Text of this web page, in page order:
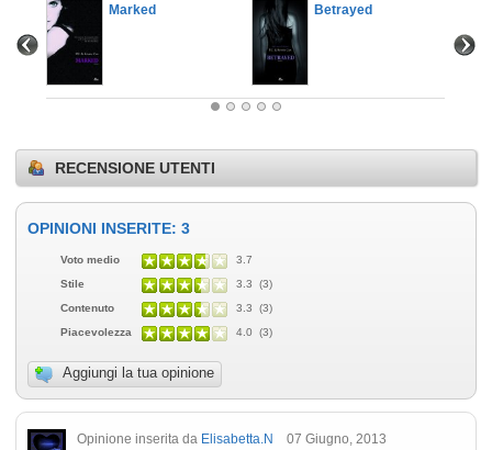
Marked Betrayed
RECENSIONE UTENTI
OPINIONI INSERITE: 3
Voto medio
3.7
Stile
3.3 (3)
Contenuto
3.3 (3)
Piacevolezza
4.0 (3)
Aggiungi la tua opinione
Opinione inserita da Elisabetta.N 07 Giugno, 2013